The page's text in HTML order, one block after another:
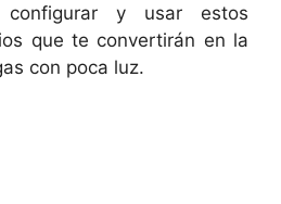
configurar y usar estos
que te convertirán en la
con poca luz.